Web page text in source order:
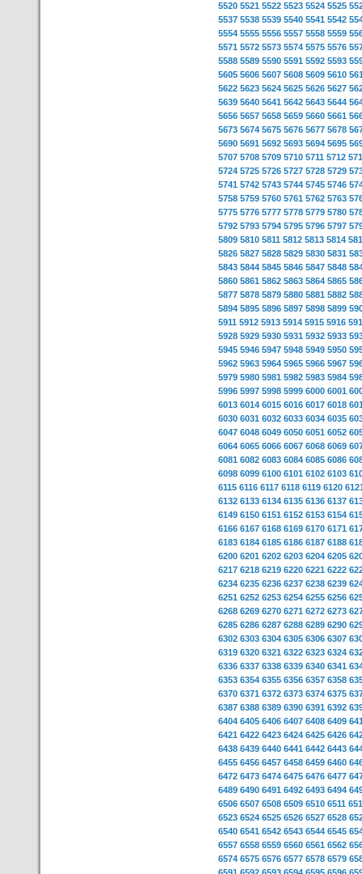
5520 5521 5522 5523 5524 5525
5537 5538 5539 5540 5541 5542
5554 5555 5556 5557 5558 5559
5571 5572 5573 5574 5575 5576
5588 5589 5590 5591 5592 5593
5605 5606 5607 5608 5609 5610
5622 5623 5624 5625 5626 5627
5639 5640 5641 5642 5643 5644
5656 5657 5658 5659 5660 5661
5673 5674 5675 5676 5677 5678
5690 5691 5692 5693 5694 5695
5707 5708 5709 5710 5711 5712
5724 5725 5726 5727 5728 5729
5741 5742 5743 5744 5745 5746
5758 5759 5760 5761 5762 5763
5775 5776 5777 5778 5779 5780
5792 5793 5794 5795 5796 5797
5809 5810 5811 5812 5813 5814
5826 5827 5828 5829 5830 5831
5843 5844 5845 5846 5847 5848
5860 5861 5862 5863 5864 5865
5877 5878 5879 5880 5881 5882
5894 5895 5896 5897 5898 5899
5911 5912 5913 5914 5915 5916
5928 5929 5930 5931 5932 5933
5945 5946 5947 5948 5949 5950
5962 5963 5964 5965 5966 5967
5979 5980 5981 5982 5983 5984
5996 5997 5998 5999 6000 6001
6013 6014 6015 6016 6017 6018
6030 6031 6032 6033 6034 6035
6047 6048 6049 6050 6051 6052
6064 6065 6066 6067 6068 6069
6081 6082 6083 6084 6085 6086
6098 6099 6100 6101 6102 6103
6115 6116 6117 6118 6119 6120
6132 6133 6134 6135 6136 6137
6149 6150 6151 6152 6153 6154
6166 6167 6168 6169 6170 6171
6183 6184 6185 6186 6187 6188
6200 6201 6202 6203 6204 6205
6217 6218 6219 6220 6221 6222
6234 6235 6236 6237 6238 6239
6251 6252 6253 6254 6255 6256
6268 6269 6270 6271 6272 6273
6285 6286 6287 6288 6289 6290
6302 6303 6304 6305 6306 6307
6319 6320 6321 6322 6323 6324
6336 6337 6338 6339 6340 6341
6353 6354 6355 6356 6357 6358
6370 6371 6372 6373 6374 6375
6387 6388 6389 6390 6391 6392
6404 6405 6406 6407 6408 6409
6421 6422 6423 6424 6425 6426
6438 6439 6440 6441 6442 6443
6455 6456 6457 6458 6459 6460
6472 6473 6474 6475 6476 6477
6489 6490 6491 6492 6493 6494
6506 6507 6508 6509 6510 6511
6523 6524 6525 6526 6527 6528
6540 6541 6542 6543 6544 6545
6557 6558 6559 6560 6561 6562
6574 6575 6576 6577 6578 6579